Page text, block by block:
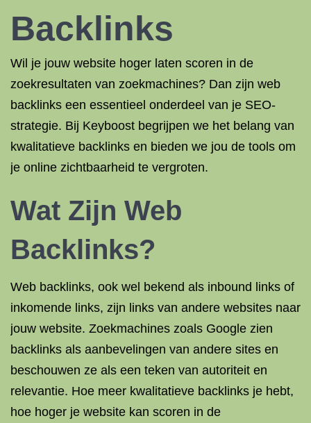
Backlinks
Wil je jouw website hoger laten scoren in de
zoekresultaten van zoekmachines? Dan zijn web
backlinks een essentieel onderdeel van je SEO-
strategie. Bij Keyboost begrijpen we het belang van
kwalitatieve backlinks en bieden we jou de tools om
je online zichtbaarheid te vergroten.
Wat Zijn Web
Backlinks?
Web backlinks, ook wel bekend als inbound links of
inkomende links, zijn links van andere websites naar
jouw website. Zoekmachines zoals Google zien
backlinks als aanbevelingen van andere sites en
beschouwen ze als een teken van autoriteit en
relevantie. Hoe meer kwalitatieve backlinks je hebt,
hoe hoger je website kan scoren in de